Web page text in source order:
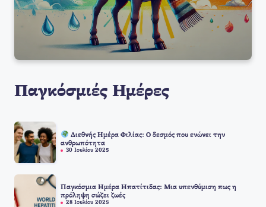
Παγκόσμιές Ημέρες
Διεθνής Ημέρα Φιλίας: Ο δεσμός που ενώνει την
ανθρωπότητα
30 Ιουλίου 2025
Παγκόσμια Ημέρα Ηπατίτιδας: Μια υπενθύμιση πως η
πρόληψη σώζει ζωές
28 Ιουλίου 2025